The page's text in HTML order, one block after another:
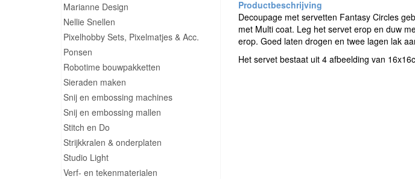
Marianne Design
Nellie Snellen
Pixelhobby Sets, Pixelmatjes & Acc.
Ponsen
Robotime bouwpakketten
Sieraden maken
Snij en embossing machines
Snij en embossing mallen
Stitch en Do
Strijkkralen & onderplaten
Studio Light
Verf- en tekenmaterialen
Decoupage met servetten Fantasy Circles
met Multi coat. Leg het servet erop en duw
erop. Goed laten drogen en twee lagen lak
Het servet bestaat uit 4 afbeelding van